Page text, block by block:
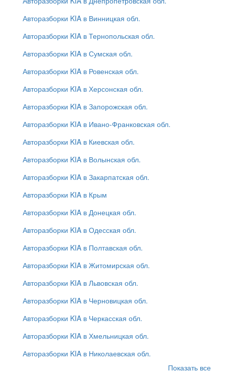
Авторазборки KIA в Винницкая обл.
Авторазборки KIA в Тернопольская обл.
Авторазборки KIA в Сумская обл.
Авторазборки KIA в Ровенская обл.
Авторазборки KIA в Херсонская обл.
Авторазборки KIA в Запорожская обл.
Авторазборки KIA в Ивано-Франковская обл.
Авторазборки KIA в Киевская обл.
Авторазборки KIA в Волынская обл.
Авторазборки KIA в Закарпатская обл.
Авторазборки KIA в Крым
Авторазборки KIA в Донецкая обл.
Авторазборки KIA в Одесская обл.
Авторазборки KIA в Полтавская обл.
Авторазборки KIA в Житомирская обл.
Авторазборки KIA в Львовская обл.
Авторазборки KIA в Черновицкая обл.
Авторазборки KIA в Черкасская обл.
Авторазборки KIA в Хмельницкая обл.
Авторазборки KIA в Николаевская обл.
Показать все